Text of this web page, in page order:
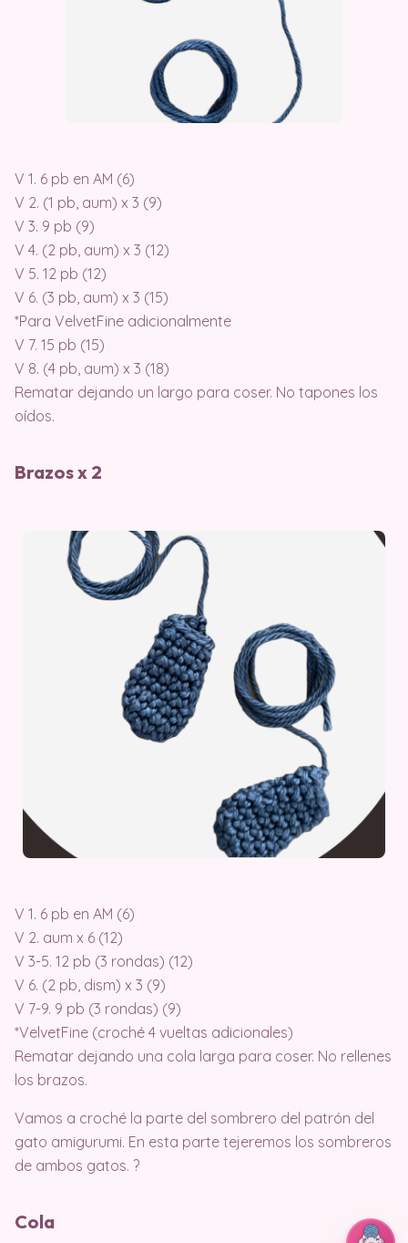
V 1. 6 pb en AM (6)
V 2. (1 pb, aum) x 3 (9)
V 3. 9 pb (9)
V 4. (2 pb, aum) x 3 (12)
V 5. 12 pb (12)
V 6. (3 pb, aum) x 3 (15)
*Para VelvetFine adicionalmente
V 7. 15 pb (15)
V 8. (4 pb, aum) x 3 (18)
Rematar dejando un largo para coser. No tapones los
oídos.
Brazos x 2
V 1. 6 pb en AM (6)
V 2. aum x 6 (12)
V 3-5. 12 pb (3 rondas) (12)
V 6. (2 pb, dism) x 3 (9)
V 7-9. 9 pb (3 rondas) (9)
*VelvetFine (croché 4 vueltas adicionales)
Rematar dejando una cola larga para coser. No rellenes
los brazos.
Vamos a croché la parte del sombrero del patrón del
gato amigurumi. En esta parte tejeremos los sombreros
de ambos gatos. ?
Cola